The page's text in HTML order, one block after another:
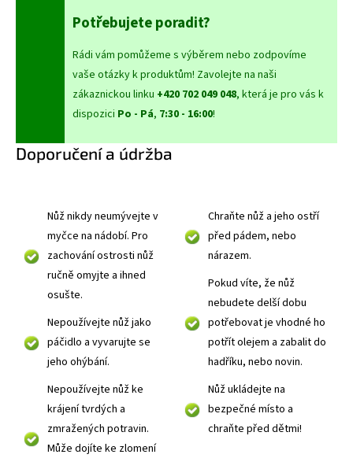
Potřebujete poradit?
Rádi vám pomůžeme s výběrem nebo zodpovíme
vaše otázky k produktům! Zavolejte na naši
zákaznickou linku +420 702 049 048, která je pro vás k
dispozici Po - Pá, 7:30 - 16:00!
Doporučení a údržba
Nůž nikdy neumývejte v
myčce na nádobí. Pro
zachování ostrosti nůž
ručně omyjte a ihned
osušte.
Nepoužívejte nůž jako
páčidlo a vyvarujte se
jeho ohýbání.
Nepoužívejte nůž ke
krájení tvrdých a
zmražených potravin.
Může dojíte ke zlomení
Chraňte nůž a jeho ostří
před pádem, nebo
nárazem.
Pokud víte, že nůž
nebudete delší dobu
potřebovat je vhodné ho
potřít olejem a zabalit do
hadříku, nebo novin.
Nůž ukládejte na
bezpečné místo a
chraňte před dětmi!